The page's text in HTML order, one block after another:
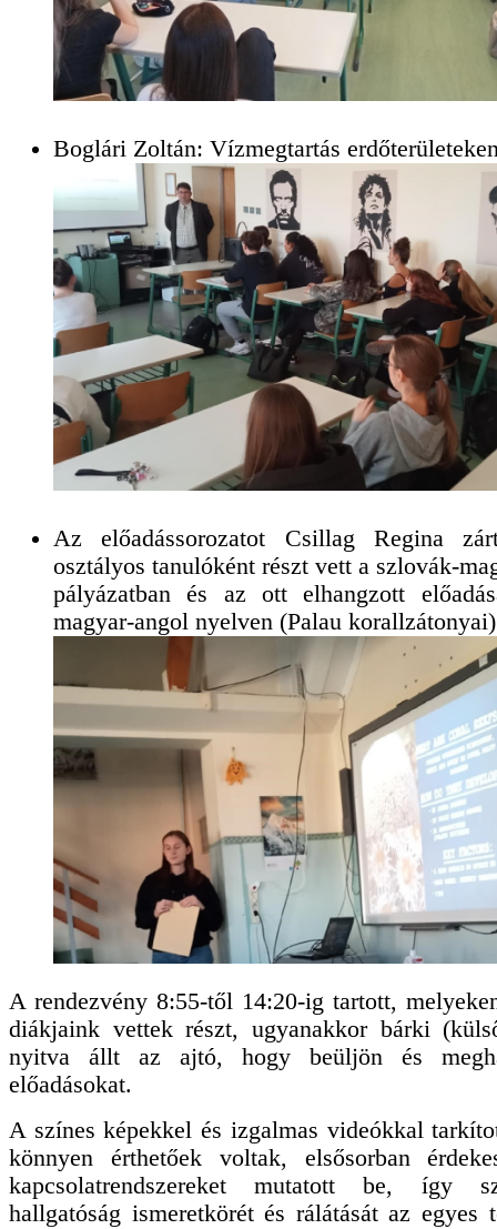
Boglári Zoltán: Vízmegtartás
Az előadássorozatot Csillag Regina
osztályos tanulóként részt vett a szlovák-
pályázatban és az ott elhangzott
magyar-angol nyelven (Palau
A rendezvény 8:55-től 14:20-ig tartott,
diákjaink vettek részt, ugyanakkor bárki
nyitva állt az ajtó, hogy beüljön és
előadásokat.
A színes képekkel és izgalmas videókkal
könnyen érthetőek voltak, elsősorban
kapcsolatrendszereket mutatott be, így
hallgatóság ismeretkörét és rálátását az egyes